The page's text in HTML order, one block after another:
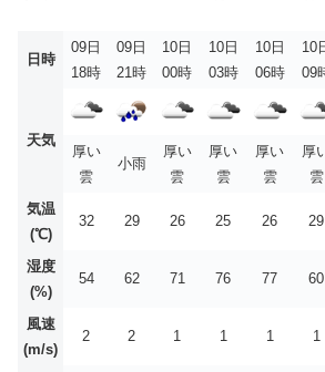
日時
09日
18時
09日
21時
10日
00時
10日
03時
10日
06時
10
09
天気
厚い
雲
小雨
厚い
雲
厚い
雲
厚い
雲
厚
雲
気温
(℃)
32 29 26 25 26 29
湿度
(%)
54 62 71 76 77 60
風速
(m/s)
2 2 1 1 1 1